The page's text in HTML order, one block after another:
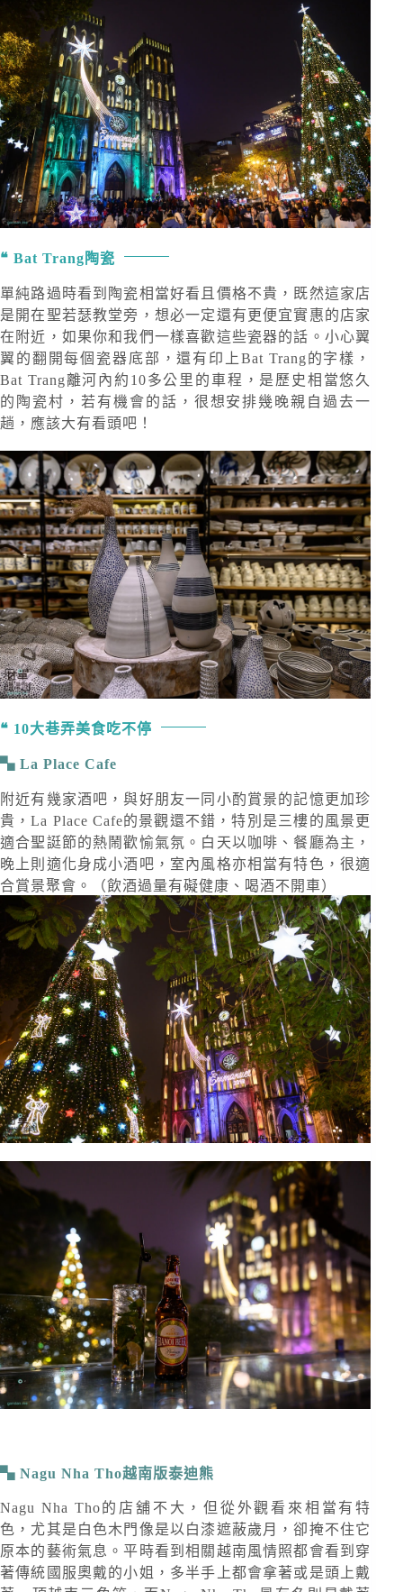
Bat Trang陶瓷
單純路過時看到陶瓷相當好看且價格不貴，既然這家店
是開在聖若瑟教堂旁，想必一定還有更便宜實惠的店家
在附近，如果你和我們一樣喜歡這些瓷器的話。小心翼
翼的翻開每個瓷器底部，還有印上Bat Trang的字樣，
Bat Trang離河內約10多公里的車程，是歷史相當悠久
的陶瓷村，若有機會的話，很想安排幾晚親自過去一
趟，應該大有看頭吧！
10大巷弄美食吃不停
La Place Cafe
附近有幾家酒吧，與好朋友一同小酌賞景的記憶更加珍
貴，La Place Cafe的景觀還不錯，特別是三樓的風景更
適合聖誔節的熱鬧歡愉氣氛。白天以咖啡、餐廳為主，
晚上則適化身成小酒吧，室內風格亦相當有特色，很適
合賞景聚會。（飲酒過量有礙健康、喝酒不開車）
Nagu Nha Tho越南版泰迪熊
Nagu Nha Tho的店舖不大，但從外觀看來相當有特
色，尤其是白色木門像是以白漆遮蔽歲月，卻掩不住它
原本的藝術氣息。平時看到相關越南風情照都會看到穿
著傳統國服奧戴的小姐，多半手上都會拿著或是頭上戴